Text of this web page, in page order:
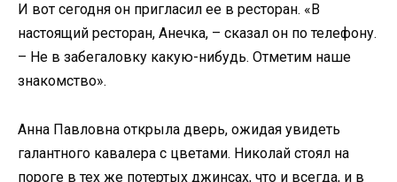
И вот сегодня он пригласил ее в ресторан. «В
настоящий ресторан, Анечка, – сказал он по телефону.
– Не в забегаловку какую-нибудь. Отметим наше
знакомство».
Анна Павловна открыла дверь, ожидая увидеть
галантного кавалера с цветами. Николай стоял на
пороге в тех же потертых джинсах, что и всегда, и в